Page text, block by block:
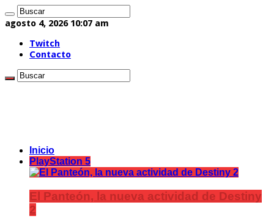
agosto 4, 2026 10:07 am
Twitch
Contacto
Inicio
PlayStation 5
El Panteón, la nueva actividad de Destiny
2